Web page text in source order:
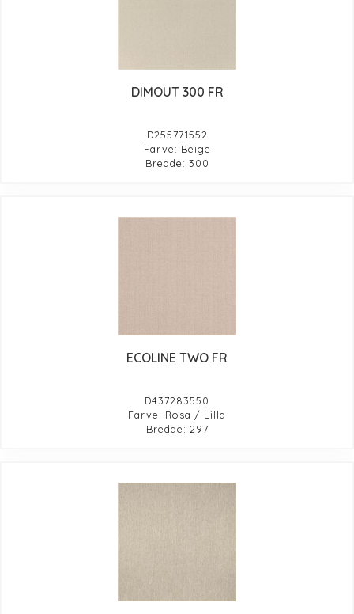
DIMOUT 300 FR
D255771552
Farve: Beige
Bredde: 300
ECOLINE TWO FR
D437283550
Farve: Rosa / Lilla
Bredde: 297